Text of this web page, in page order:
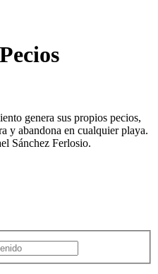
genera sus propios pecios,
y abandona en cualquier playa.
Sánchez Ferlosio.